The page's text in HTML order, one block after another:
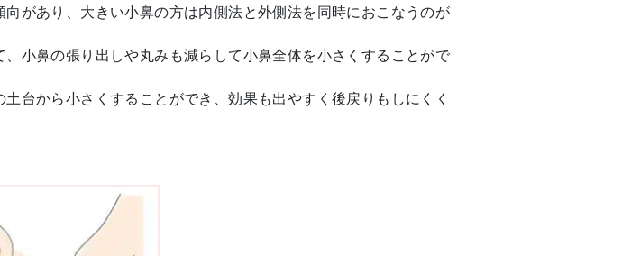
があり、大きい小鼻の方は内側法と外側法を同時におこなうのが
小鼻の張り出しや丸みも減らして小鼻全体を小さくすることがで
台から小さくすることができ、効果も出やすく後戻りもしにくく